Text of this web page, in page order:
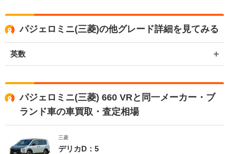
パジェロミニ(三菱)の他グレード詳細を見てみる
英数
パジェロミニ(三菱) 660 VRと同一メーカー・ブ
ランド車の車買取・査定相場
三菱
デリカD：5